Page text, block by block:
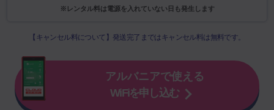
※レンタル料は電源を入れていない日も発生します
【キャンセル料について】発送完了まではキャンセル料は無料です。
アルバニアで使える
WiFiを申し込む